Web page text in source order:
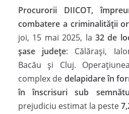
Procurorii DIICOT,
combatere a criminalității
joi, 15 mai 2025, la 32 de
șase județe: Călărași,
Bacău și Cluj.
complex de delapidare în
în înscrisuri sub
prejudiciu estimat la peste